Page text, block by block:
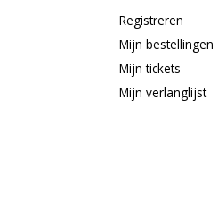
Registreren
Mijn bestellingen
Mijn tickets
Mijn verlanglijst